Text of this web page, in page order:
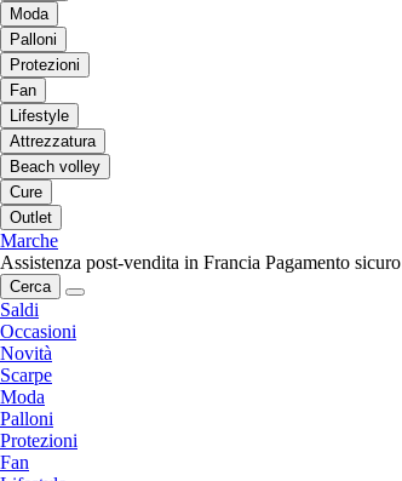
Moda
Palloni
Protezioni
Fan
Lifestyle
Attrezzatura
Beach volley
Cure
Outlet
Marche
Assistenza post-vendita in Francia Pagamento sicuro
Cerca
Saldi
Occasioni
Novità
Scarpe
Moda
Palloni
Protezioni
Fan